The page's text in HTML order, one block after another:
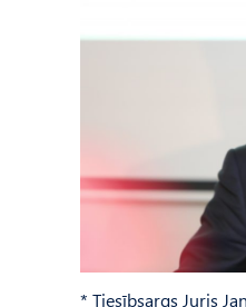
* Tiesībsargs Juris